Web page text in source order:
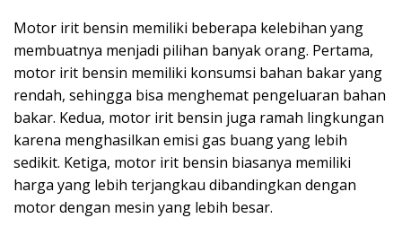
Motor irit bensin memiliki beberapa kelebihan yang
membuatnya menjadi pilihan banyak orang. Pertama,
motor irit bensin memiliki konsumsi bahan bakar yang
rendah, sehingga bisa menghemat pengeluaran bahan
bakar. Kedua, motor irit bensin juga ramah lingkungan
karena menghasilkan emisi gas buang yang lebih
sedikit. Ketiga, motor irit bensin biasanya memiliki
harga yang lebih terjangkau dibandingkan dengan
motor dengan mesin yang lebih besar.